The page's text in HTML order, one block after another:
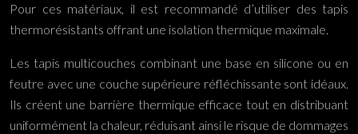
Pour ces matériaux, il est recommandé d’utiliser des tapis
thermorésistants offrant une isolation thermique maximale.
Les tapis multicouches combinant une base en silicone ou en
feutre avec une couche supérieure réfléchissante sont idéaux.
Ils créent une barrière thermique efficace tout en distribuant
uniformément la chaleur, réduisant ainsi le risque de dommages